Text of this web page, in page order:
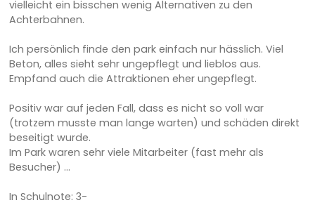
vielleicht ein bisschen wenig Alternativen zu den
Achterbahnen.
Ich persönlich finde den park einfach nur hässlich. Viel
Beton, alles sieht sehr ungepflegt und lieblos aus.
Empfand auch die Attraktionen eher ungepflegt.
Positiv war auf jeden Fall, dass es nicht so voll war
(trotzem musste man lange warten) und schäden direkt
beseitigt wurde.
Im Park waren sehr viele Mitarbeiter (fast mehr als
Besucher) ...
In Schulnote: 3-